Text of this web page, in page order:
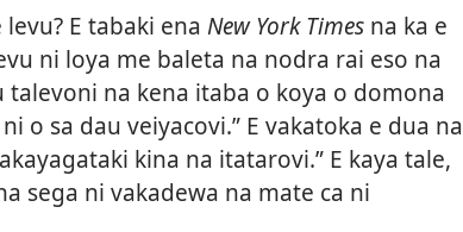
E tabaki ena New York Times na ka e
ni loya me baleta na nodra rai eso na
na kena itaba o koya o domona
o sa dau veiyacovi.” E vakatoka e dua na
kina na itatarovi.” E kaya tale,
sega ni vakadewa na mate ca ni